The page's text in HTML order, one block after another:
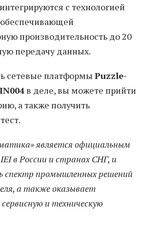
с технологией
производительность до 20
передачу данных.
сетевые платформы Puzzle-
в деле, вы можете прийти
а также получить
является официальным
в России и странах СНГ, и
спектр промышленных решений
а также оказывает
и техническую